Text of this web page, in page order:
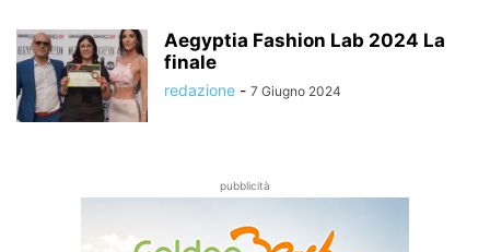
Aegyptia Fashion Lab 2024 La
finale
redazione - 7 Giugno 2024
pubblicità